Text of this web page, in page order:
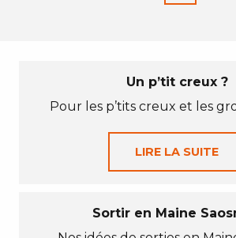
Un p’tit creux ?
Pour les p’tits creux et les
LIRE LA SUITE
Sortir en Maine